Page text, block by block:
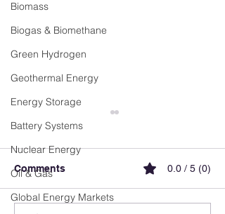
Biomass
Biogas & Biomethane
Green Hydrogen
Geothermal Energy
Energy Storage
Battery Systems
Nuclear Energy
Oil & Gas
Global Energy Markets
Comments 0.0 / 5 (0)